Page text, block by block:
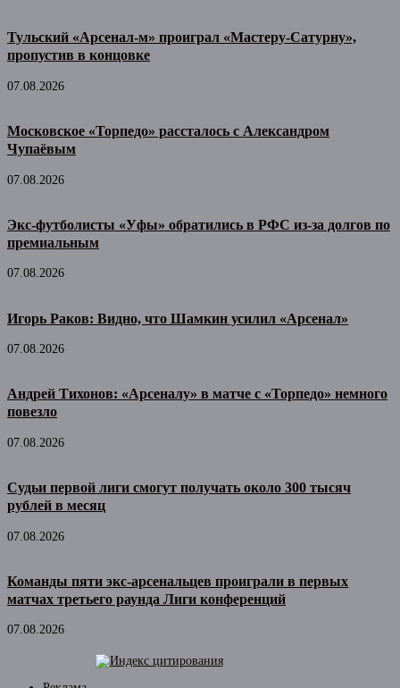
Тульский «Арсенал-м» проиграл «Мастеру-Сатурну»,
пропустив в концовке
07.08.2026
Московское «Торпедо» рассталось с Александром
Чупаёвым
07.08.2026
Экс-футболисты «Уфы» обратились в РФС из-за долгов по
премиальным
07.08.2026
Игорь Раков: Видно, что Шамкин усилил «Арсенал»
07.08.2026
Андрей Тихонов: «Арсеналу» в матче с «Торпедо» немного
повезло
07.08.2026
Судьи первой лиги смогут получать около 300 тысяч
рублей в месяц
07.08.2026
Команды пяти экс-арсенальцев проиграли в первых
матчах третьего раунда Лиги конференций
07.08.2026